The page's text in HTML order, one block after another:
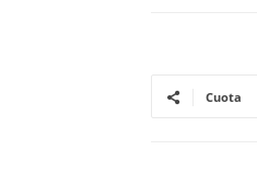
Cuota